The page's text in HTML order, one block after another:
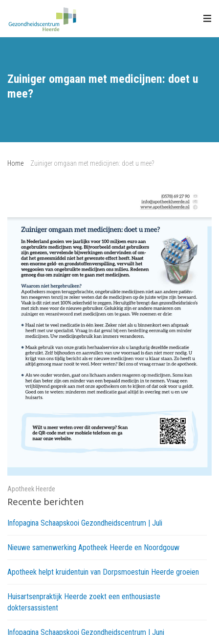
Zuiniger omgaan met medicijnen: doet u
mee?
Home Zuiniger omgaan met medicijnen: doet u mee?
Apotheek Heerde
Recente berichten
Infopagina Schaapskooi Gezondheidscentrum | Juli
Nieuwe samenwerking Apotheek Heerde en Noordgouw
Apotheek helpt kruidentuin van Dorpsmoestuin Heerde groeien
Huisartsenpraktijk Heerde zoekt een enthousiaste
doktersassistent
Infopagina Schaapskooi Gezondheidscentrum | Juni